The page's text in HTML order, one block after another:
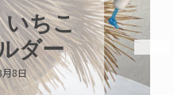
いちこ
ダー
8日